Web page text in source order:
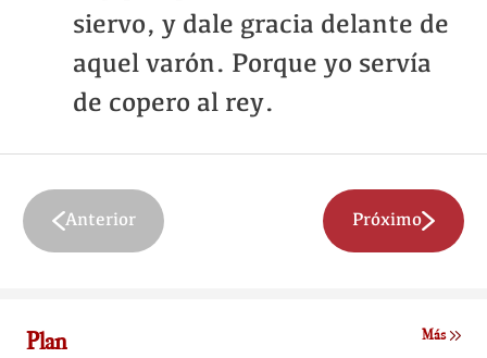
siervo, y dale gracia delante de
aquel varón. Porque yo servía
de copero al rey.
Anterior Próximo
Plan Más